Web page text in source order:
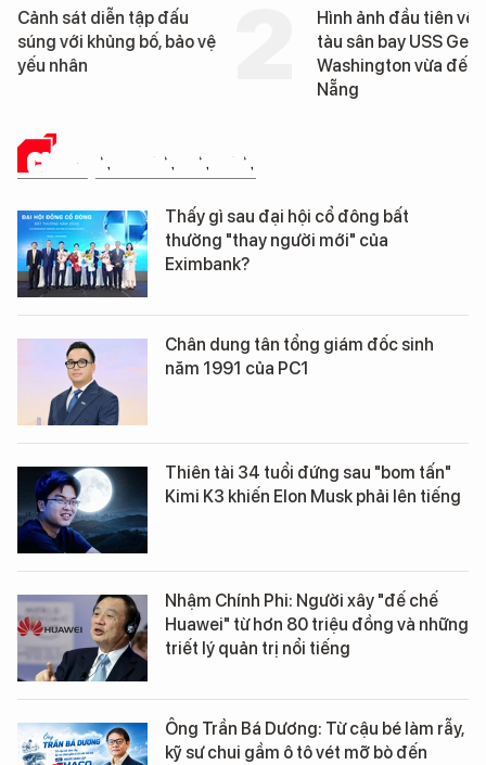
Hình ảnh đầu tiên về siêu
tàu sân bay USS George
Washington vừa đến Đà
Cận cảnh chiến hạm
tống tàu sân bay USS
George Washington
Đà Nẵng
CHUYỆN DOANH NHÂN
Thấy gì sau đại hội cổ đông bất
thường "thay người mới" của
Eximbank?
Chân dung tân tổng giám đốc sinh
năm 1991 của PC1
Thiên tài 34 tuổi đứng sau "bom tấn"
Kimi K3 khiến Elon Musk phải lên tiếng
Nhậm Chính Phi: Người xây "đế chế
Huawei" từ hơn 80 triệu đồng và những
triết lý quản trị nổi tiếng
Ông Trần Bá Dương: Từ cậu bé làm rẫy,
kỹ sư chui gầm ô tô vét mỡ bò đến